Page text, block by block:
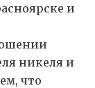
и
никеля и
что